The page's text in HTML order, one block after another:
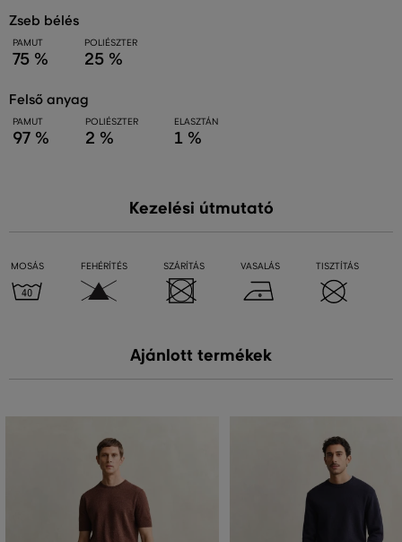
zseb bélés
PAMUT
75 %
POLIÉSZTER
25 %
felső anyag
PAMUT
97 %
POLIÉSZTER
2 %
ELASZTÁN
1 %
Kezelési útmutató
MOSÁS FEHÉRÍTÉS SZÁRÍTÁS VASALÁS TISZTÍTÁS
Ajánlott termékek